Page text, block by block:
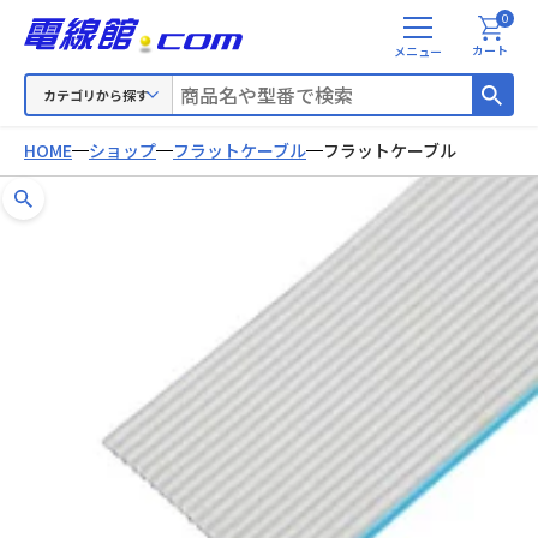
カテゴリから探す
メ
ニ
カート
0
HOME ショップ フラットケーブル フラットケーブル